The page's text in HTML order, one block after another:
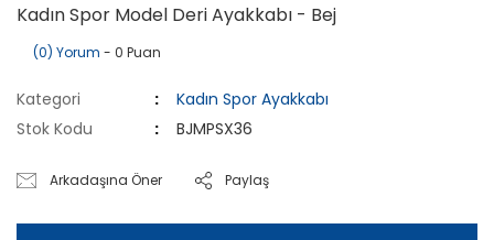
Kadın Spor Model Deri Ayakkabı - Bej
(0) Yorum - 0 Puan
Kategori
Kadın Spor Ayakkabı
Stok Kodu
BJMPSX36
Arkadaşına Öner Paylaş